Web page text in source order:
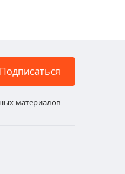
Подписаться
материалов